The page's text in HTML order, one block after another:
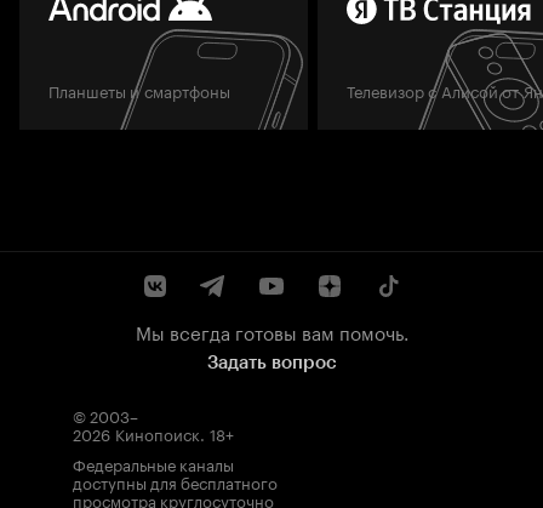
Планшеты и смартфоны Телевизор с Алисой от
Мы всегда готовы вам помочь.
Задать вопрос
© 2003–
2026 Кинопоиск. 18+
Федеральные каналы
доступны для бесплатного
просмотра круглосуточно